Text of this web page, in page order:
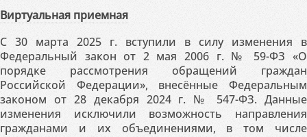
Виртуальная приемная
С 30 марта 2025 г. вступили в силу изменения в
Федеральный закон от 2 мая 2006 г. № 59-ФЗ «О
порядке рассмотрения обращений граждан
Российской Федерации», внесённые Федеральным
законом от 28 декабря 2024 г. № 547-ФЗ. Данные
изменения исключили возможность направления
гражданами и их объединениями, в том числе